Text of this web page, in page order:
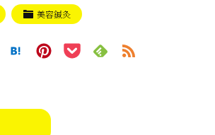
美容鍼灸